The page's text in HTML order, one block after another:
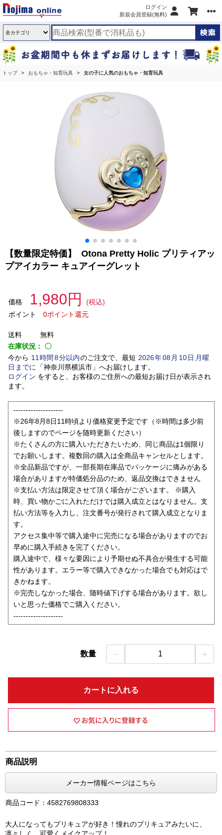
ログイン
新規会員登録(無料)
トップ おもちゃ・知育玩具 女の子に人気のおもちゃ・知育玩具
【数量限定特価】 Otona Pretty Holic プリティアッ
プアイカラー キュアイーグレット
価格 1,980円
(税込)
ポイント
0ポイント還元
送料
無料
在庫状況： 〇
今から 11 時間 8分以内のご注文で、最短 2026年08 月 10日月曜
日 までに 「神奈川県横浜市」 へお届けします。
ログイン をすると、お客様のご住所への最短お届け日が表示され
ます。
--------------------
※26年8月8日11時頃より価格変更予定です（※時間は多少前
後しますのでページを随時更新ください）
※たくさんの方に購入いただきたいため、同じ商品は1個限り
でお願いします。複数回の購入は全商品キャンセルとします。
※全品新品ですが、一部長期在庫品でパッケージに痛みがある
場合がありますが特価処分品のため、返品交換はできません
※支払い方法は限定させて頂く場合がございます。 ※購入
時、買い物かごに入れただけでは購入成立とはなりません。支
払い方法等を入力し、注文番号が発行されて購入成立となりま
す。
アクセス集中等で購入途中に完売になる場合がありますのでお
早めに購入手続きを完了ください。
購入途中で、様々な要因により予期せぬ不具合が発生する可能
性があります。エラー等で購入できなかった場合でも対応はで
きかねます。
※完売しなかった場合、随時値下げする場合があります。欲し
いと思った価格でご購入ください。
--------------------
数量 － 1 ＋
カートに入れる
商品説明
メーカー情報ページはこちら
商品コード：4582769808333
大人になってもプリキュアが好き！憧れのプリキュアみたいに、